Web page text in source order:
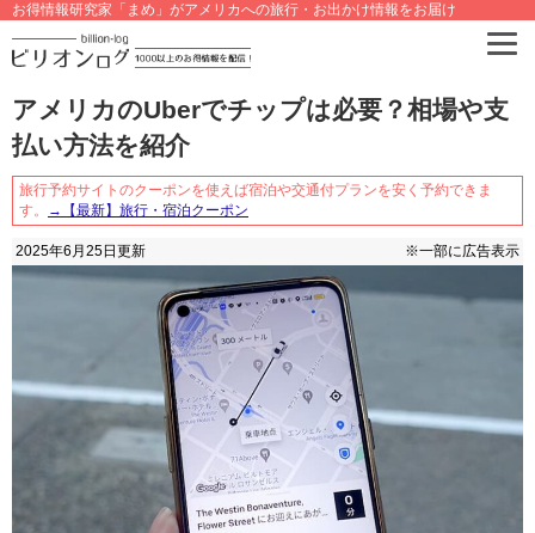
お得情報研究家「まめ」がアメリカへの旅行・お出かけ情報をお届け
アメリカのUberでチップは必要？相場や支
払い方法を紹介
旅行予約サイトのクーポンを使えば宿泊や交通付プランを安く予約できま
す。
→【最新】旅行・宿泊クーポン
2025年6月25日 更新 ※一部に広告表示